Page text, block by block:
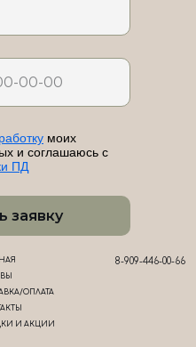
на карте Новороссийска — Яндекс Карты
моих
и соглашаюсь с
ПД
заявку
ОПЛАТА
И АКЦИИ
8-909-446-00-66